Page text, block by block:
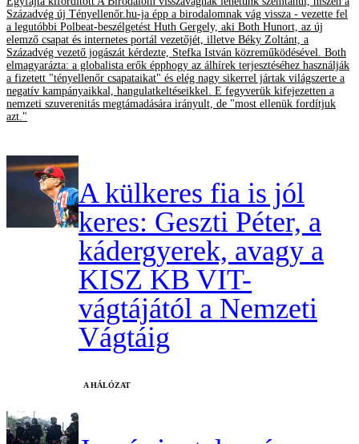
Századvég új Tényellenőr.hu-ja épp a birodalomnak vág vissza - vezette fel
a legutóbbi Polbeat-beszélgetést Huth Gergely, aki Both Hunort, az új
elemző csapat és internetes portál vezetőjét, illetve Béky Zoltánt, a
Századvég vezető jogászát kérdezte, Stefka István közreműködésével. Both
elmagyarázta: a globalista erők épphogy az álhírek terjesztéséhez használják
a fizetett "tényellenőr csapataikat" és elég nagy sikerrel jártak világszerte a
negatív kampányaikkal, hangulatkeltéseikkel. E fegyverük kifejezetten a
nemzeti szuverenitás megtámadására irányult, de "most ellenük fordítjuk
azt."
A külkeres fia is jól
keres: Geszti Péter, a
kádergyerek, avagy a
KISZ KB VIT-
vágtájától a Nemzeti
Vágtáig
A HÁLÓZAT